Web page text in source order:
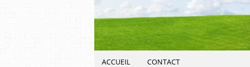
ACCUEIL CONTACT